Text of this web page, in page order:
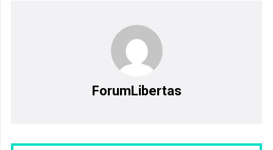
ForumLibertas